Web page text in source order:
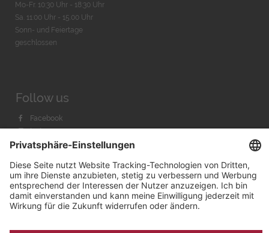
Mo-Fr. 10:30 Uhr - 18:30 Uhr
Sa. 11:00 Uhr - 15.00 Uhr
Sonn- und Feiertage
geschlossen
Follow us
Facebook
Instagram
Youtube